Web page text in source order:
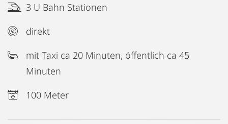
3 U Bahn Stationen
direkt
mit Taxi ca 20 Minuten, öffentlich ca 45
Minuten
100 Meter